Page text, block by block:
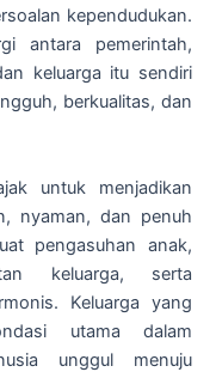
kependudukan.
antara pemerintah,
keluarga itu sendiri
berkualitas, dan
untuk menjadikan
nyaman, dan penuh
pengasuhan anak,
keluarga, serta
Keluarga yang
utama dalam
unggul menuju